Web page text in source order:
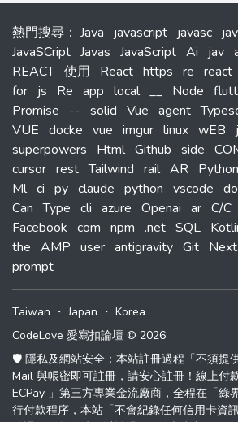
熱門搜尋 ： Java javascript javasc
JavaSCript Javas JavaScript Ai jav
REACT 使用 React https re react
for js Re app local __ Node
Promise
-- solid Vue agent
VUE docke vue imgur linux wEB
superpowers
Html Github side
cursor rest Tailwind rail AR Python
Ml ci py claude python vscode
Can Type cli azure Openai ar C/C
Facebook com npm .net SQL
the AMP user antigravity Git
prompt
Taiwan ・Japan ・ Korea
CodeLove 愛寫扣論壇 © 2026
🛡️ 隱私及網站安全：本站註冊過程「不須提
Mail 與帳密即可註冊，請安心註冊！線上付
ECPay 」第三方專業金流廠商，全程在「綠
行付款程序，本站「不會紀錄任何信用卡資